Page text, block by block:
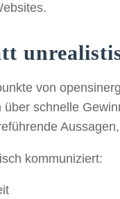
von
schnelle
kommuniziert: